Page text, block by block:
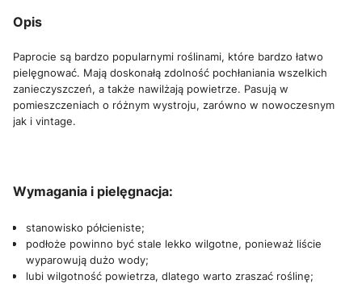
Opis
Paprocie są bardzo popularnymi roślinami, które bardzo łatwo
pielęgnować. Mają doskonałą zdolność pochłaniania wszelkich
zanieczyszczeń, a także nawilżają powietrze. Pasują w
pomieszczeniach o różnym wystroju, zarówno w nowoczesnym
jak i vintage.
Wymagania i pielęgnacja:
stanowisko półcieniste;
podłoże powinno być stale lekko wilgotne, ponieważ liście
wyparowują dużo wody;
lubi wilgotność powietrza, dlatego warto zraszać roślinę;